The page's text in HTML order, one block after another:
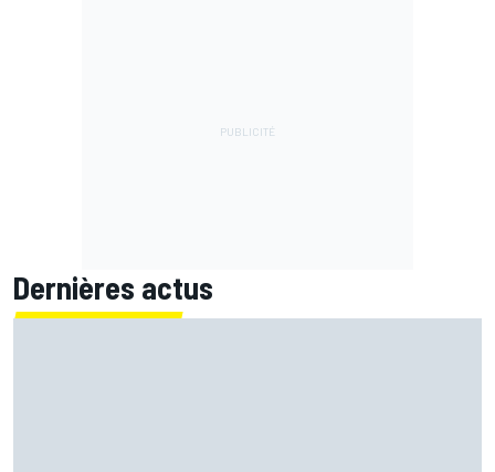
Dernières actus